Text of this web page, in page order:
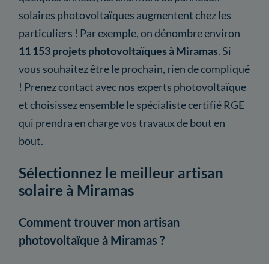
solaires photovoltaïques augmentent chez les
particuliers ! Par exemple, on dénombre environ
11 153 projets photovoltaïques à Miramas. Si
vous souhaitez être le prochain, rien de compliqué
! Prenez contact avec nos experts photovoltaïque
et choisissez ensemble le spécialiste certifié RGE
qui prendra en charge vos travaux de bout en
bout.
Sélectionnez le meilleur artisan
solaire à Miramas
Comment trouver mon artisan
photovoltaïque à Miramas ?